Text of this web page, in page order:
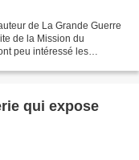
de La Grande Guerre
de la Mission du
peu intéressé les
qui expose